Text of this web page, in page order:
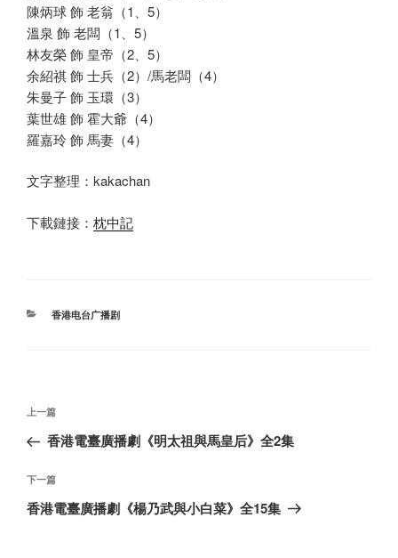
陳炳球 飾 老翁（1、5）
溫泉 飾 老闆（1、5）
林友榮 飾 皇帝（2、5）
余紹祺 飾 士兵（2）/馬老闆（4）
朱曼子 飾 玉環（3）
葉世雄 飾 霍大爺（4）
羅嘉玲 飾 馬妻（4）
文字整理：kakachan
下載鏈接： 枕中記
分
香港电台广播剧
文
导
航
上
一
文
章
上一篇
香港電臺廣播劇《明太祖與馬皇后》全2集
下
一
下一篇
香港電臺廣播劇《楊乃武與小白菜》全15集